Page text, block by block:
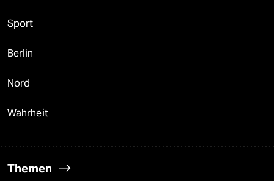
Sport
Berlin
Nord
Wahrheit
Themen